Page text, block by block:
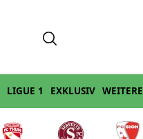
LIGUE 1 EXKLUSIV WEITERE